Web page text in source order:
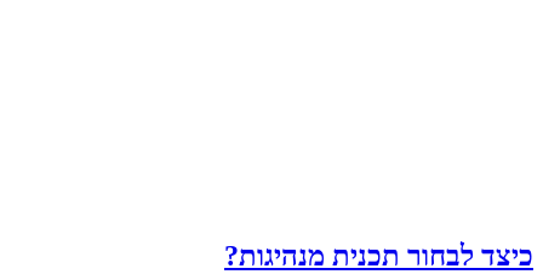
כיצד לבחור תכנית מנהיגות?